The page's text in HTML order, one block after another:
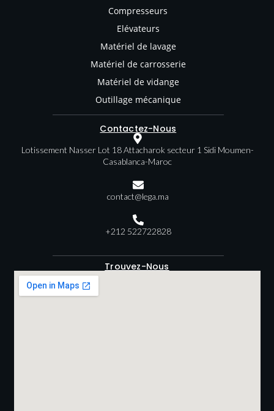
Compresseurs
Elévateurs
Matériel de lavage
Matériel de carrosserie
Matériel de vidange
Outillage mécanique
Contactez-Nous
Lotissement Nasser Lot 18 Attacharok secteur 1 Sidi Moumen-
Casablanca-Maroc
contact@lega.ma
+212 522722828
Trouvez-Nous